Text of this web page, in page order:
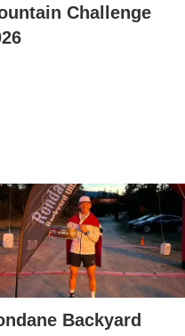
Challenge
Backyard